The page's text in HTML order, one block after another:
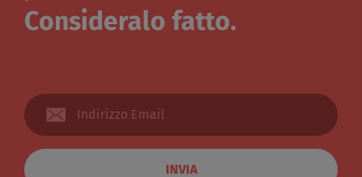
Consideralo fatto.
INVIA